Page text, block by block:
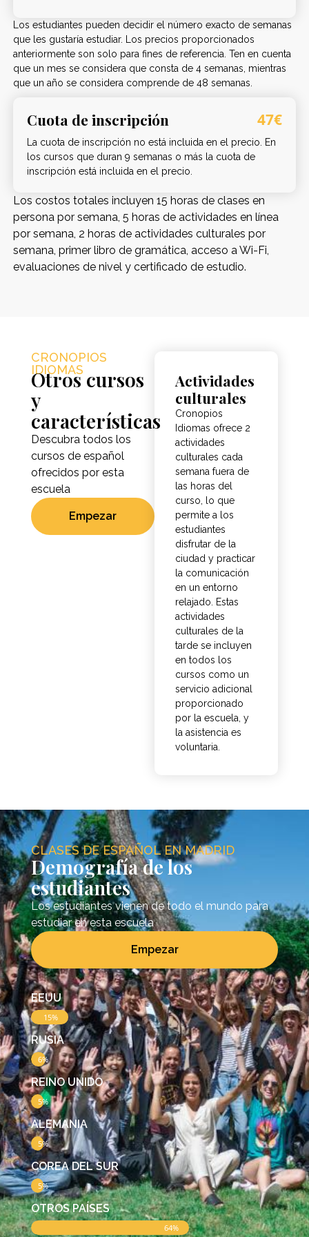
Los estudiantes pueden decidir el número exacto de semanas
que les gustaría estudiar. Los precios proporcionados
anteriormente son solo para fines de referencia. Ten en cuenta
que un mes se considera que consta de 4 semanas, mientras
que un año se considera comprende de 48 semanas.
Cuota de inscripción 47€
La cuota de inscripción no está incluida en el precio. En
los cursos que duran 9 semanas o más la cuota de
inscripción está incluida en el precio.
Los costos totales incluyen 15 horas de clases en
persona por semana, 5 horas de actividades en línea
por semana, 2 horas de actividades culturales por
semana, primer libro de gramática, acceso a Wi-Fi,
evaluaciones de nivel y certificado de estudio.
CRONOPIOS
IDIOMAS
Otros cursos
y
características
Descubra todos los
cursos de español
ofrecidos por esta
escuela
Empezar
Actividades
culturales
Cronopios
Idiomas ofrece 2
actividades
culturales cada
semana fuera de
las horas del
curso, lo que
permite a los
estudiantes
disfrutar de la
ciudad y practicar
la comunicación
en un entorno
relajado. Estas
actividades
culturales de la
tarde se incluyen
en todos los
cursos como un
servicio adicional
proporcionado
por la escuela, y
la asistencia es
voluntaria.
CLASES DE ESPAÑOL EN MADRID
Demografía de los
estudiantes
Los estudiantes vienen de todo el mundo para
estudiar en esta escuela
Empezar
EEUU
15%
RUSIA
6%
REINO UNIDO
5%
ALEMANIA
5%
COREA DEL SUR
5%
OTROS PAÍSES
64%